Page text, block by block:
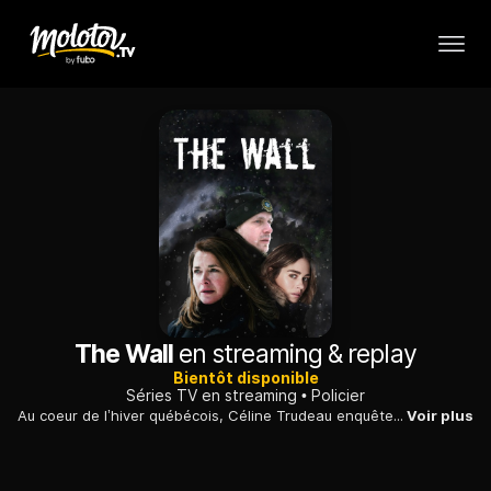
The Wallen streaming & replay
Bientôt disponible
Séries TV en streaming
Policier
Au coeur de l’hiver québécois, Céline Trudeau enquête sur un meurtre étrange qui a été commis à Fermont, une petite ville minière située à la frontière du Labrador. La population est en émoi. Toute la ville est un suspect. Voir plus